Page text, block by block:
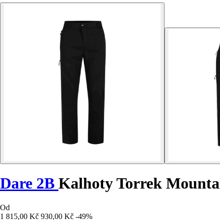
Dare 2B Kalhoty Torrek
Od
1 815,00 Kč 930,00 Kč -49%